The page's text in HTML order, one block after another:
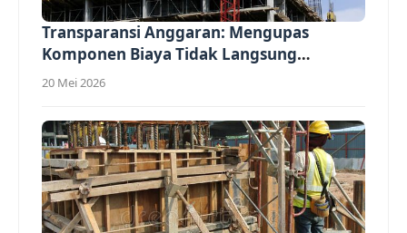
Transparansi Anggaran: Mengupas
Komponen Biaya Tidak Langsung
(Overhead)...
20 Mei 2026